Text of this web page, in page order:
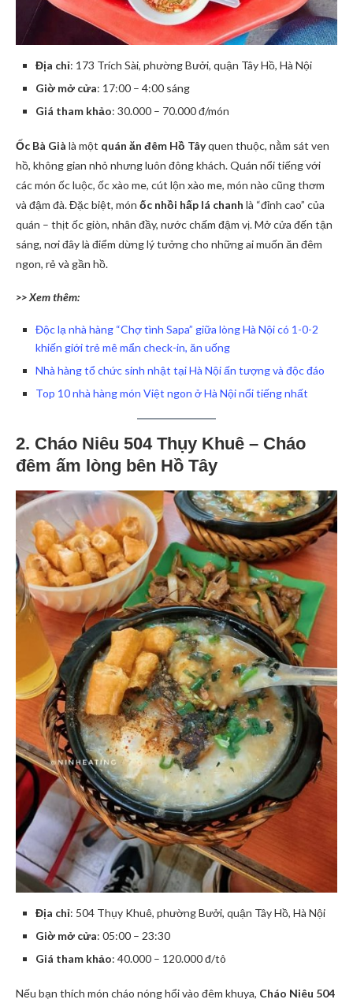
Địa chỉ: 173 Trích Sài, phường Bưởi, quận Tây Hồ, Hà Nội
Giờ mở cửa: 17:00 – 4:00 sáng
Giá tham khảo: 30.000 – 70.000 đ/món
Ốc Bà Già là một quán ăn đêm Hồ Tâyquen thuộc, nằm sát ven
hồ, không gian nhỏ nhưng luôn đông khách. Quán nổi tiếng với
các món ốc luộc, ốc xào me, cút lộn xào me, món nào cũng thơm
và đậm đà. Đặc biệt, món ốc nhồi hấp lá chanh là “đỉnh cao” của
quán – thịt ốc giòn, nhân đầy, nước chấm đậm vị. Mở cửa đến tận
sáng, nơi đây là điểm dừng lý tưởng cho những ai muốn ăn đêm
ngon, rẻ và gần hồ.
>> Xem thêm:
Độc lạ nhà hàng “Chợ tình Sapa” giữa lòng Hà Nội có 1-0-2
khiến giới trẻ mê mẩn check-in, ăn uống
Nhà hàng tổ chức sinh nhật tại Hà Nội ấn tượng và độc đáo
Top 10 nhà hàng món Việt ngon ở Hà Nội nổi tiếng nhất
2. Cháo Niêu 504 Thụy Khuê – Cháo
đêm ấm lòng bên Hồ Tây
Địa chỉ: 504 Thụy Khuê, phường Bưởi, quận Tây Hồ, Hà Nội
Giờ mở cửa: 05:00 – 23:30
Giá tham khảo: 40.000 – 120.000 đ/tô
Nếu bạn thích món cháo nóng hổi vào đêm khuya, Cháo Niêu 504